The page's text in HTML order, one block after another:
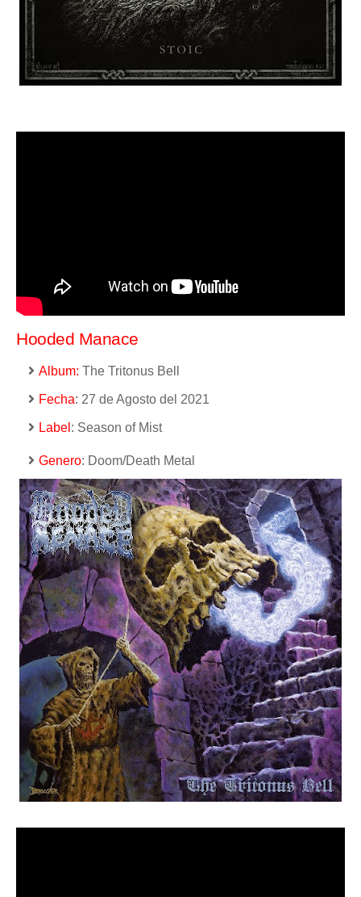
Hooded Manace
Album: The Tritonus Bell
Fecha: 27 de Agosto del 2021
Label : Season of Mist
Genero: Doom/Death Metal